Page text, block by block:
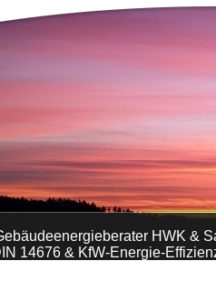
HWK &
14676 & KfW-Energie-